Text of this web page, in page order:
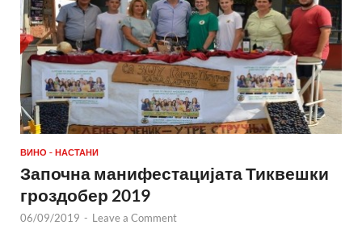
ВИНО - НАСТАНИ
Започна манифестацијата Тиквешки
гроздобер 2019
06/09/2019 - Leave a Comment